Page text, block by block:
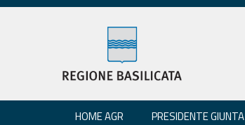
HOME AGR PRESIDENTE GIUNTA